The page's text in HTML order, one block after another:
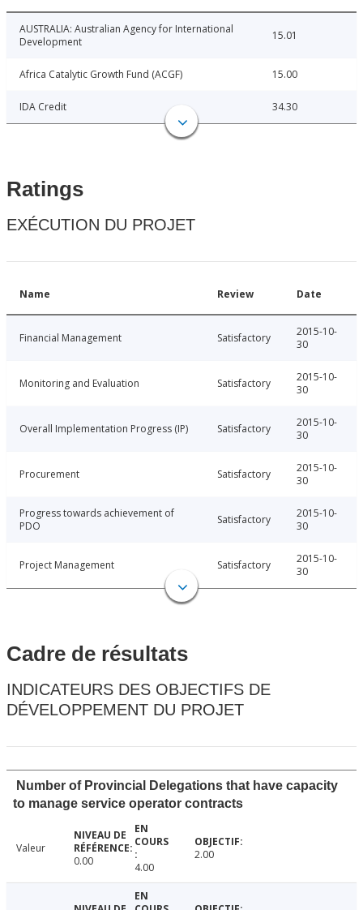
AUSTRALIA: Australian Agency for International
Development
15.01
Africa Catalytic Growth Fund (ACGF) 15.00
IDA Credit 34.30
Ratings
EXÉCUTION DU PROJET
Name Review Date
Financial Management Satisfactory
2015-10-
30
Monitoring and Evaluation Satisfactory
2015-10-
30
Overall Implementation Progress (IP) Satisfactory
2015-10-
30
Procurement Satisfactory
2015-10-
30
Progress towards achievement of
PDO
Satisfactory
2015-10-
30
Project Management Satisfactory
2015-10-
30
Cadre de résultats
INDICATEURS DES OBJECTIFS DE
DÉVELOPPEMENT DU PROJET
Number of Provincial Delegations that have capacity
to manage service operator contracts
Valeur
0.00
4.00
2.00